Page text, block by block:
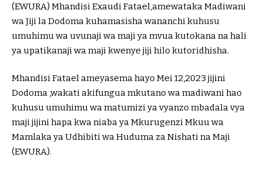
(EWURA) Mhandisi Exaudi Fatael,amewataka Madiwani
wa Jiji la Dodoma kuhamasisha wananchi kuhusu
umuhimu wa uvunaji wa maji ya mvua kutokana na hali
ya upatikanaji wa maji kwenye jiji hilo kutoridhisha.
Mhandisi Fatael ameyasema hayo Mei 12,2023 jijini
Dodoma ,wakati akifungua mkutano wa madiwani hao
kuhusu umuhimu wa matumizi ya vyanzo mbadala vya
maji jijini hapa kwa niaba ya Mkurugenzi Mkuu wa
Mamlaka ya Udhibiti wa Huduma za Nishati na Maji
(EWURA).